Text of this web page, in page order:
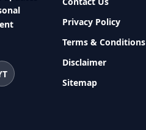
Privacy Policy
Terms & Conditions
Disclaimer
Sitemap